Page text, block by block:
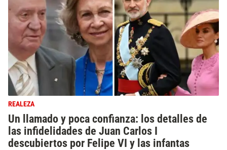
REALEZA
Un llamado y poca confianza: los detalles de
las infidelidades de Juan Carlos I
descubiertos por Felipe VI y las infantas